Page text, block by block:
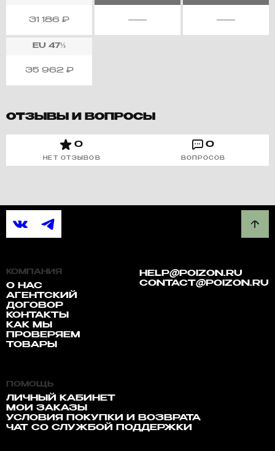
31 186 ₽
EU 47⅓
35 962 ₽
ОТЗЫВЫ И ВОПРОСЫ
0
НЕТ ОТЗЫВОВ
0
ВОПРОСОВ
КОМПАНИЯ
О НАС
АГЕНТСКИЙ
ДОГОВОР
КОНТАКТЫ
КАК МЫ
ПРОВЕРЯЕМ
ТОВАРЫ
HELP@POIZON.RU
CONTACT@POIZON.RU
ПОМОЩЬ
ЛИЧНЫЙ КАБИНЕТ
МОИ ЗАКАЗЫ
УСЛОВИЯ ПОКУПКИ И ВОЗВРАТА
ЧАТ СО СЛУЖБОЙ ПОДДЕРЖКИ